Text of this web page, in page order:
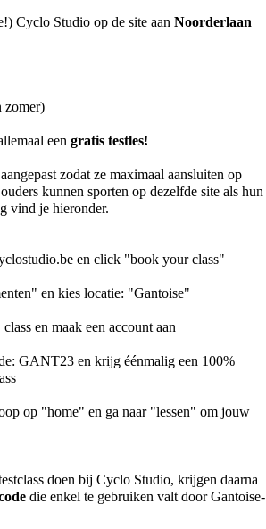
Cyclo Studio op de site aan Noorderlaan
zomer)
een gratis testles!
zodat ze maximaal aansluiten op
kunnen sporten op dezelfde site als hun
vind je hieronder.
en click "book your class"
en kies locatie: "Gantoise"
en maak een account aan
GANT23 en krijg éénmalig een 100%
op "home" en ga naar "lessen" om jouw
doen bij Cyclo Studio, krijgen daarna
die enkel te gebruiken valt door Gantoise-